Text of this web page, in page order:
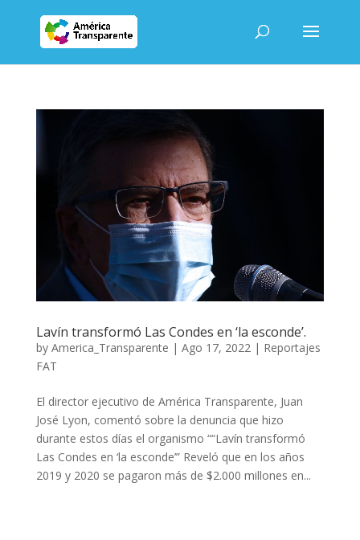
Lavín transformó Las Condes en ‘la esconde’.
by America_Transparente | Ago 17, 2022| Reportajes
FAT
El director ejecutivo de América Transparente, Juan
José Lyon, comentó sobre la denuncia que hizo
durante estos días el organismo ““Lavín transformó
Las Condes en ‘la esconde’” Reveló que en los años
2019 y 2020 se pagaron más de $2.000 millones en...